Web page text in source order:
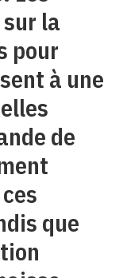
sur la
pour
à une
de
que